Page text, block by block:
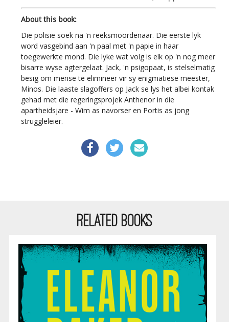
About this book:
Die polisie soek na 'n reeksmoordenaar. Die eerste lyk
word vasgebind aan 'n paal met 'n papie in haar
toegewerkte mond. Die lyke wat volg is elk op 'n nog meer
bisarre wyse agtergelaat. Jack, 'n psigopaat, is stelselmatig
besig om mense te elimineer vir sy enigmatiese meester,
Minos. Die laaste slagoffers op Jack se lys het albei kontak
gehad met die regeringsprojek Anthenor in die
apartheidsjare - Wim as navorser en Portis as jong
struggleleier.
RELATED BOOKS